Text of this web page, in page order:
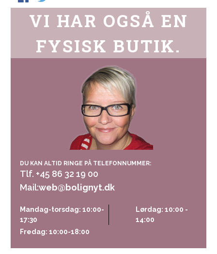
VI HAR OGSÅ EN
FYSISK BUTIK.
DU KAN ALTID RINGE PÅ TELEFONNUMMER:
Tlf. +45 86 32 19 00
Mail:web@bolignyt.dk
Mandag-torsdag: 10:00-
17:30
Fredag: 10:00-18:00
Lørdag: 10:00 -
14:00